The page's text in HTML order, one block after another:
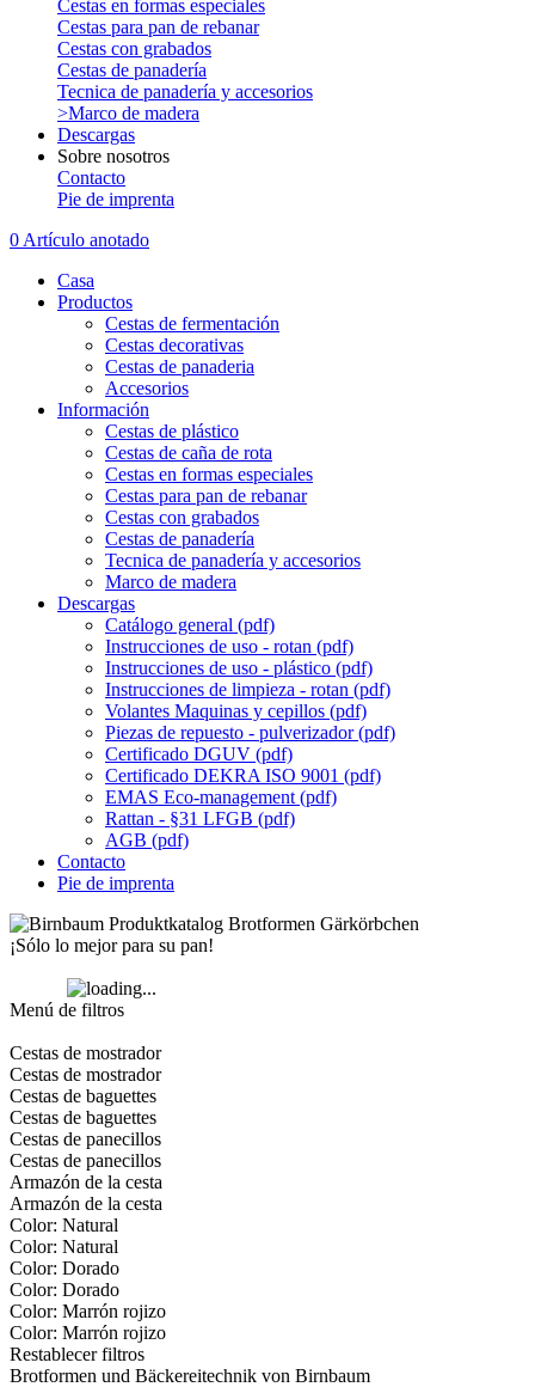
Cestas en formas especiales
Cestas para pan de rebanar
Cestas con grabados
Cestas de panadería
Tecnica de panadería y accesorios
>Marco de madera
Descargas
Sobre nosotros
Contacto
Pie de imprenta
0 Artículo anotado
Casa
Productos
Cestas de fermentación
Cestas decorativas
Cestas de panaderia
Accesorios
Información
Cestas de plástico
Cestas de caña de rota
Cestas en formas especiales
Cestas para pan de rebanar
Cestas con grabados
Cestas de panadería
Tecnica de panadería y accesorios
Marco de madera
Descargas
Catálogo general (pdf)
Instrucciones de uso - rotan (pdf)
Instrucciones de uso - plástico (pdf)
Instrucciones de limpieza - rotan (pdf)
Volantes Maquinas y cepillos (pdf)
Piezas de repuesto - pulverizador (pdf)
Certificado DGUV (pdf)
Certificado DEKRA ISO 9001 (pdf)
EMAS Eco-management (pdf)
Rattan - §31 LFGB (pdf)
AGB (pdf)
Contacto
Pie de imprenta
¡Sólo lo mejor para su pan!
Menú de filtros
Cestas de mostrador
Cestas de mostrador
Cestas de baguettes
Cestas de baguettes
Cestas de panecillos
Cestas de panecillos
Armazón de la cesta
Armazón de la cesta
Color: Natural
Color: Natural
Color: Dorado
Color: Dorado
Color: Marrón rojizo
Color: Marrón rojizo
Restablecer filtros
Brotformen und Bäckereitechnik von Birnbaum